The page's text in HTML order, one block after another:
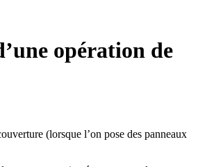
opération de
(lorsque l’on pose des panneaux